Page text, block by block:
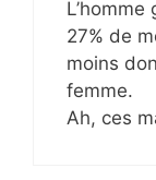
27% de
moins
femme.
Ah, ces